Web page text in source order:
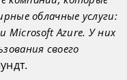
облачные услуги:
Microsoft Azure. У них
своего